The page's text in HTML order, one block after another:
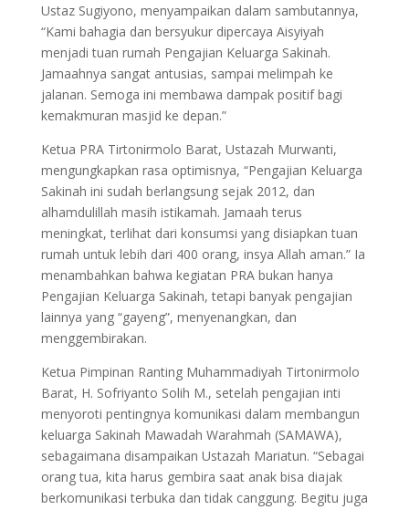
Ustaz Sugiyono, menyampaikan dalam sambutannya,
“Kami bahagia dan bersyukur dipercaya Aisyiyah
menjadi tuan rumah Pengajian Keluarga Sakinah.
Jamaahnya sangat antusias, sampai melimpah ke
jalanan. Semoga ini membawa dampak positif bagi
kemakmuran masjid ke depan.”
Ketua PRA Tirtonirmolo Barat, Ustazah Murwanti,
mengungkapkan rasa optimisnya, “Pengajian Keluarga
Sakinah ini sudah berlangsung sejak 2012, dan
alhamdulillah masih istikamah. Jamaah terus
meningkat, terlihat dari konsumsi yang disiapkan tuan
rumah untuk lebih dari 400 orang, insya Allah aman.” Ia
menambahkan bahwa kegiatan PRA bukan hanya
Pengajian Keluarga Sakinah, tetapi banyak pengajian
lainnya yang “gayeng”, menyenangkan, dan
menggembirakan.
Ketua Pimpinan Ranting Muhammadiyah Tirtonirmolo
Barat, H. Sofriyanto Solih M., setelah pengajian inti
menyoroti pentingnya komunikasi dalam membangun
keluarga Sakinah Mawadah Warahmah (SAMAWA),
sebagaimana disampaikan Ustazah Mariatun. “Sebagai
orang tua, kita harus gembira saat anak bisa diajak
berkomunikasi terbuka dan tidak canggung. Begitu juga